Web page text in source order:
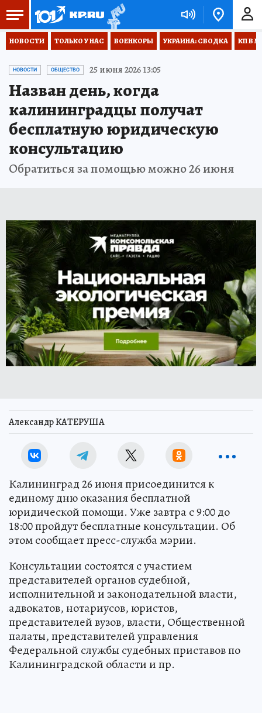
НОВОСТИ ТОЛЬКО У НАС ВОЕНКОРЫ УКРАИНА: СВОДКА КП В
НОВОСТИ ОБЩЕСТВО 25 июня 2026 13:05
Назван день, когда
калининградцы получат
бесплатную юридическую
консультацию
Обратиться за помощью можно 26 июня
Александр КАТЕРУША
Калининград 26 июня присоединится к
единому дню оказания бесплатной
юридической помощи. Уже завтра с 9:00 до
18:00 пройдут бесплатные консультации. Об
этом сообщает пресс-служба мэрии.
Консультации состоятся с участием
представителей органов судебной,
исполнительной и законодательной власти,
адвокатов, нотариусов, юристов,
представителей вузов, власти, Общественной
палаты, представителей управления
Федеральной службы судебных приставов по
Калининградской области и пр.